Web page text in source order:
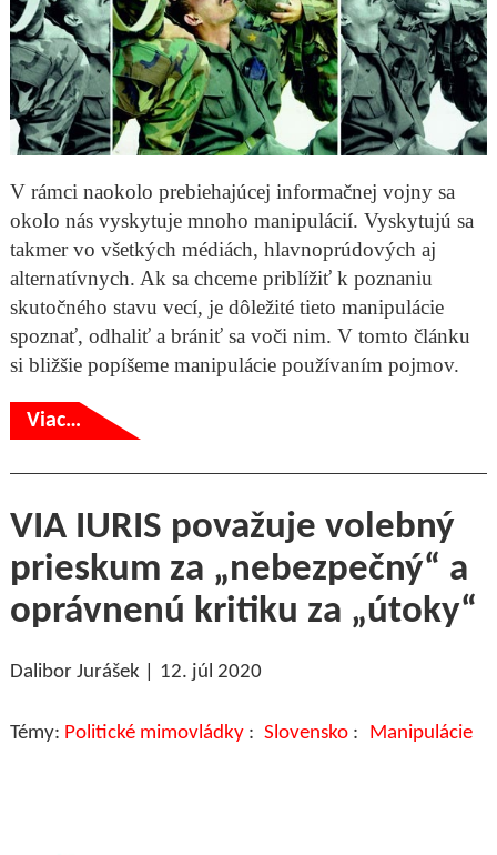
V rámci naokolo prebiehajúcej informačnej vojny sa
okolo nás vyskytuje mnoho manipulácií. Vyskytujú sa
takmer vo všetkých médiách, hlavnoprúdových aj
alternatívnych. Ak sa chceme priblížiť k poznaniu
skutočného stavu vecí, je dôležité tieto manipulácie
spoznať, odhaliť a brániť sa voči nim. V tomto článku
si bližšie popíšeme manipulácie používaním pojmov.
Viac…
VIA IURIS považuje volebný
prieskum za „nebezpečný“ a
oprávnenú kritiku za „útoky“
Dalibor Jurášek 12. júl 2020
Politické mimovládky Slovensko Manipulácie